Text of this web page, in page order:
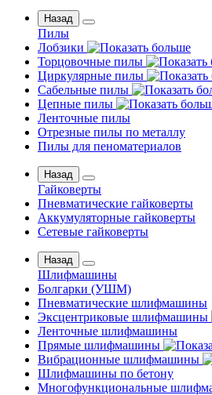
Назад
Пилы
Лобзики
Торцовочные пилы
Циркулярные пилы
Сабельные пилы
Цепные пилы
Ленточные пилы
Отрезные пилы по металлу
Пилы для пеноматериалов
Назад
Гайковерты
Пневматические гайковерты
Аккумуляторные гайковерты
Сетевые гайковерты
Назад
Шлифмашины
Бoлгаpки (УШM)
Пневматические шлифмашины
Эксцентриковые шлифмашины
Ленточные шлифмашины
Прямые шлифмашины
Вибрационные шлифмашины
Шлифмашины по бетону
Многофункциональные